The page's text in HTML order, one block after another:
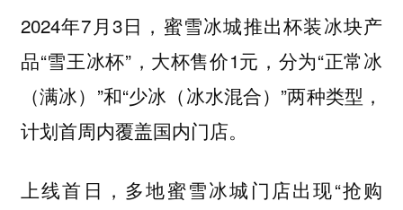
2024年7月3日，蜜雪冰城推出杯装冰块产
品“雪王冰杯”，大杯售价1元，分为“正常冰
（满冰）”和“少冰（冰水混合）”两种类型，
计划首周内覆盖国内门店。
上线首日，多地蜜雪冰城门店出现“抢购